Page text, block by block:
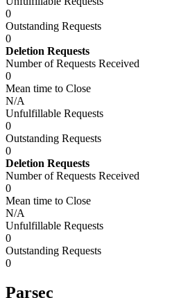
0
Outstanding Requests
0
Deletion Requests
Number of Requests Received
0
Mean time to Close
N/A
Unfulfillable Requests
0
Outstanding Requests
0
Deletion Requests
Number of Requests Received
0
Mean time to Close
N/A
Unfulfillable Requests
0
Outstanding Requests
0
Parsec